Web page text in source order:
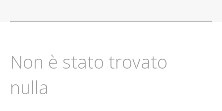
Non è stato trovato
nulla